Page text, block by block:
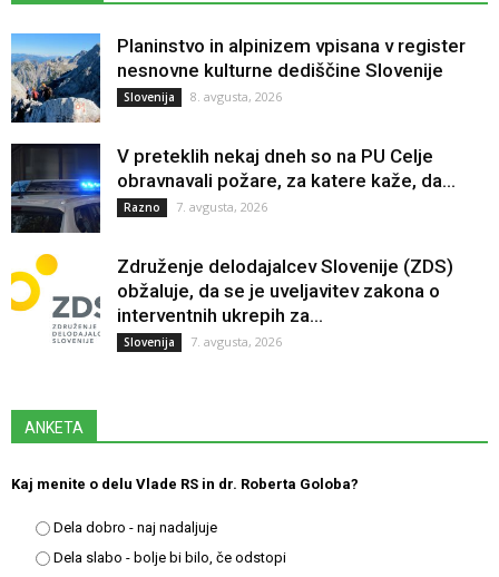
Planinstvo in alpinizem vpisana v register
nesnovne kulturne dediščine Slovenije
Slovenija 8. avgusta, 2026
V preteklih nekaj dneh so na PU Celje
obravnavali požare, za katere kaže, da...
Razno 7. avgusta, 2026
Združenje delodajalcev Slovenije (ZDS)
obžaluje, da se je uveljavitev zakona o
interventnih ukrepih za...
Slovenija 7. avgusta, 2026
ANKETA
Kaj menite o delu Vlade RS in dr. Roberta Goloba?
Dela dobro - naj nadaljuje
Dela slabo - bolje bi bilo, če odstopi